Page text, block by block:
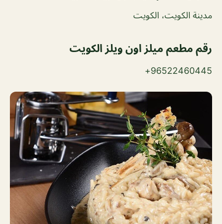
مدينة الكويت، الكويت
رقم مطعم ميلز اون ويلز الكويت
96522460445+